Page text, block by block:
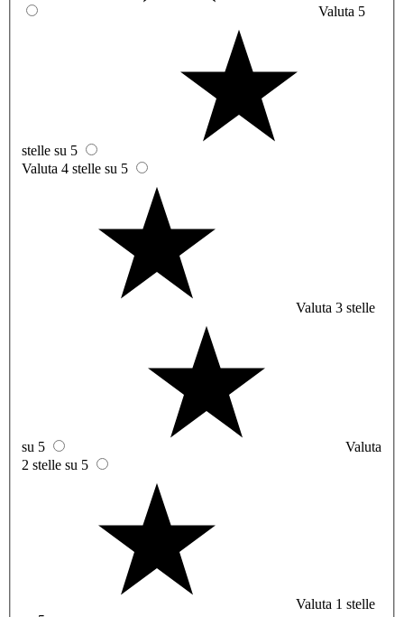
Valuta 5
stelle su 5
Valuta 4 stelle su 5
Valuta 3 stelle
su 5
Valuta
2 stelle su 5
Valuta 1 stelle